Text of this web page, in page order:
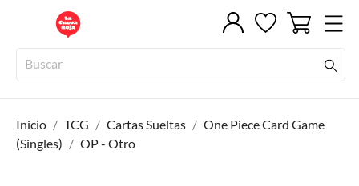
Inicio TCG Cartas Sueltas
One Piece Card Game
(Singles)
OP - Otro